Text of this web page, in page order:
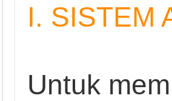
I. SISTEM
Untuk